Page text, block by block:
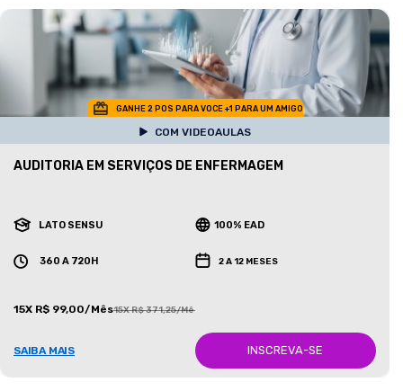
GANHE 2 POS PARA VOCE +1 PARA UM AMIGO
COM VIDEOAULAS
AUDITORIA EM SERVIÇOS DE ENFERMAGEM
LATO SENSU 100% EAD
360 A 720H 2 A 12 MESES
15X R$ 99,00/Mês15X R$ 371,25/Mês
SAIBA MAIS INSCREVA-SE